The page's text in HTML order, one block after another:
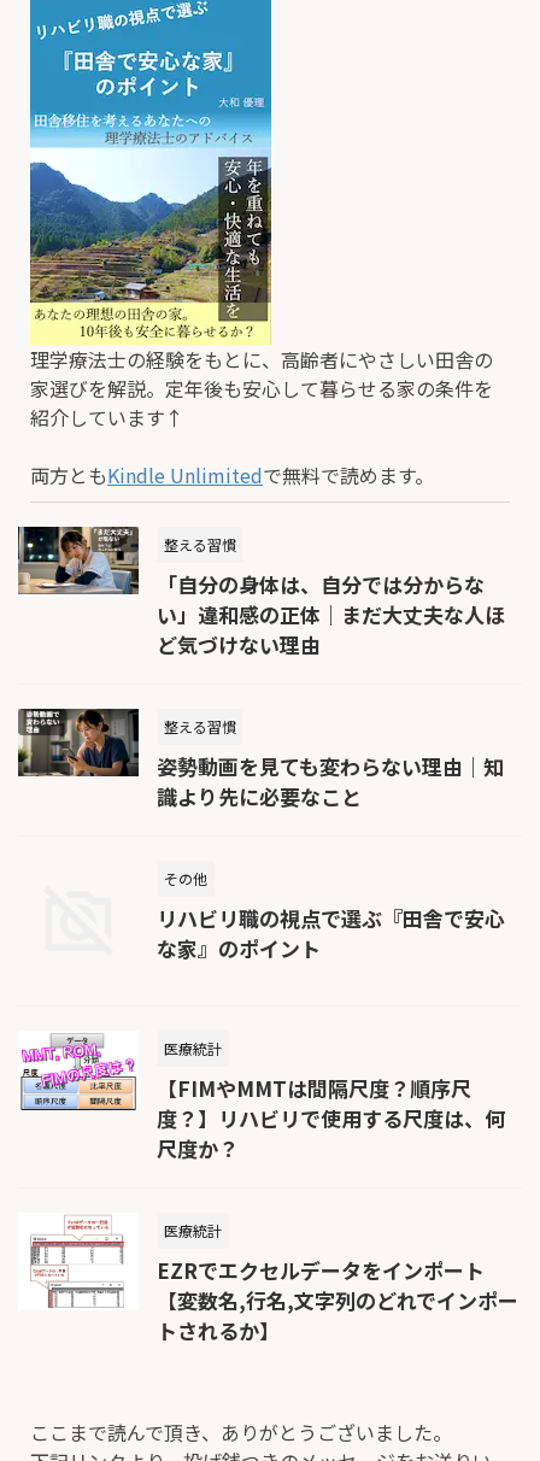
理学療法士の経験をもとに、高齢者にやさしい田舎の
家選びを解説。定年後も安心して暮らせる家の条件を
紹介しています↑
両方ともKindle Unlimitedで無料で読めます。
整える習慣
「自分の身体は、自分では分からな
い」違和感の正体｜まだ大丈夫な人ほ
ど気づけない理由
整える習慣
姿勢動画を見ても変わらない理由｜知
識より先に必要なこと
その他
リハビリ職の視点で選ぶ『田舎で安心
な家』のポイント
医療統計
【FIMやMMTは間隔尺度？順序尺
度？】リハビリで使用する尺度は、何
尺度か？
医療統計
EZRでエクセルデータをインポート
【変数名,行名,文字列のどれでインポー
トされるか】
ここまで読んで頂き、ありがとうございました。